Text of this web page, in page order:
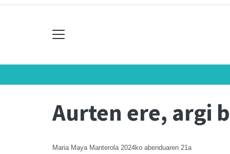
Aurten ere, argi
Maria Maya Manterola 2024ko abenduaren 21a